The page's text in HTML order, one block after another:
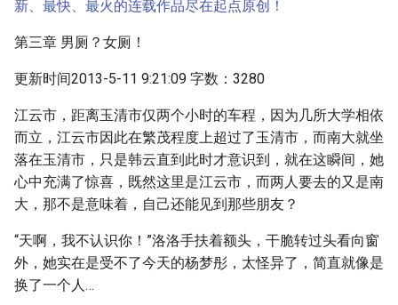
新、最快、最火的连载作品尽在起点原创！
第三章 男厕？女厕！
更新时间2013-5-11 9:21:09 字数：3280
江云市，距离玉清市仅两个小时的车程，因为几所大学相依
而立，江云市因此在繁茂程度上超过了玉清市，而南大就坐
落在玉清市，只是韩云直到此时才意识到，就在这瞬间，她
心中充满了惊喜，既然这里是江云市，而两人要去的又是南
大，那不是意味着，自己还能见到那些朋友？
“天啊，我不认识你！”洛洛手扶着额头，干脆转过头看向窗
外，她实在是受不了今天的杨梦彤，太怪异了，简直就像是
换了一个人…